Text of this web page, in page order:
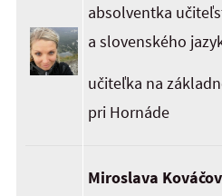
absolventka
a slovenského
učiteľka na
pri Hornáde
Miroslava